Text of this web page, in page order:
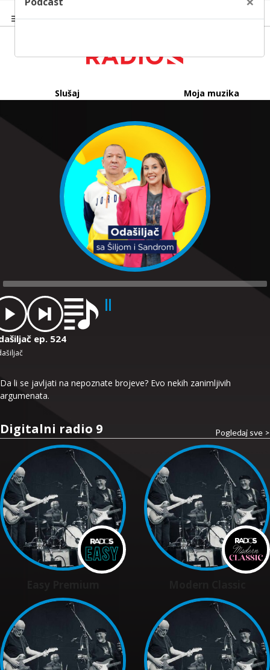
Slušaj Moja muzika
ep. 524
Da li se javljati na nepoznate brojeve? Evo nekih zanimljivih
argumenata.
Digitalni radio 9 Pogledaj sve >